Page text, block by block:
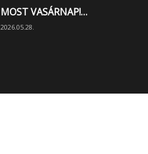
MOST VASÁRNAP!…
2026.05.28.